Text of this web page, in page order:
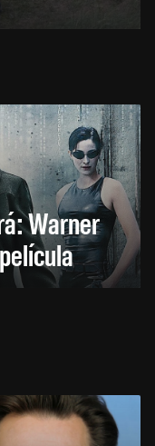
Warner